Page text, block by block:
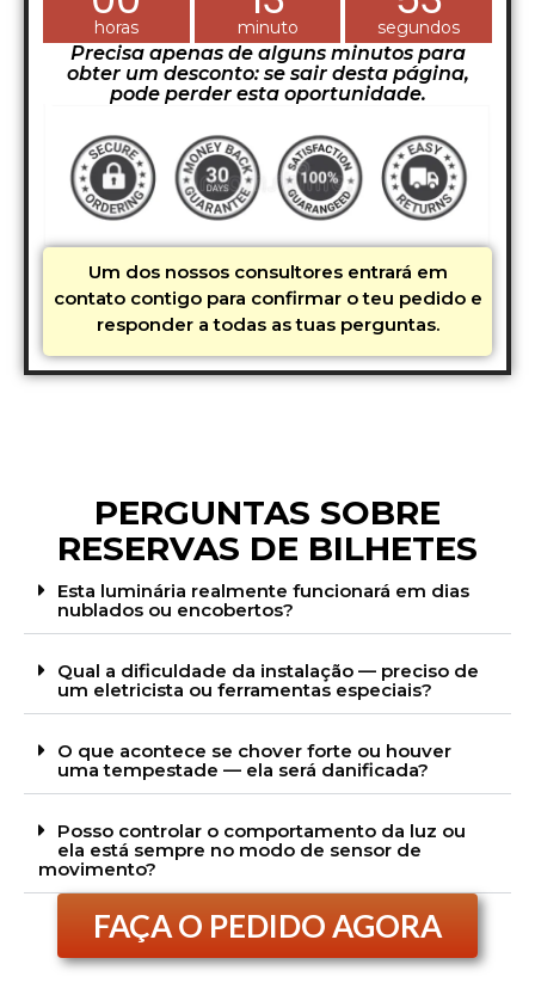
horas minuto segundos
Precisa apenas de alguns minutos para
obter um desconto: se sair desta página,
pode perder esta oportunidade.
Um dos nossos consultores entrará em
contato contigo para confirmar o teu pedido e
responder a todas as tuas perguntas.
PERGUNTAS SOBRE
RESERVAS DE BILHETES
Esta luminária realmente funcionará em dias
nublados ou encobertos?
Qual a dificuldade da instalação — preciso de
um eletricista ou ferramentas especiais?
O que acontece se chover forte ou houver
uma tempestade — ela será danificada?
Posso controlar o comportamento da luz ou
ela está sempre no modo de sensor de
movimento?
FAÇA O PEDIDO AGORA